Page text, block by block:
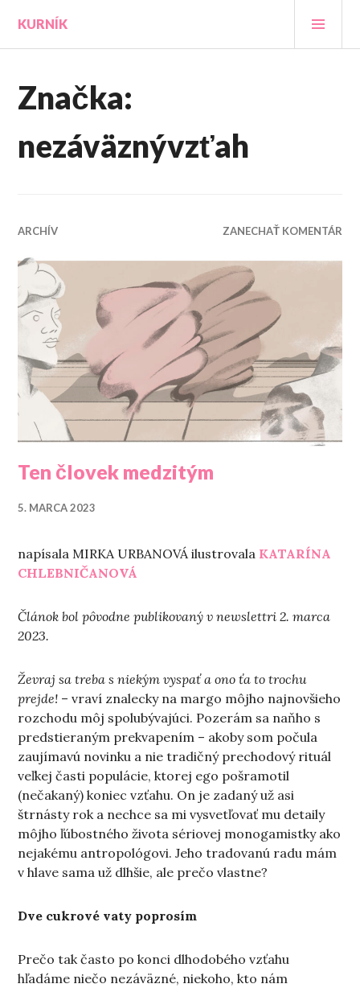
obsah
KURNÍK
Značka:
nezáväznývzťah
ARCHÍV ZANECHAŤ KOMENTÁR
Ten človek medzitým
5. MARCA 2023
napísala MIRKA URBANOVÁ ilustrovala KATARÍNA
CHLEBNIČANOVÁ
Článok bol pôvodne publikovaný v newslettri 2. marca
2023.
Ževraj sa treba s niekým vyspať a ono ťa to trochu
prejde! – vraví znalecky na margo môjho najnovšieho
rozchodu môj spolubývajúci. Pozerám sa naňho s
predstieraným prekvapením – akoby som počula
zaujímavú novinku a nie tradičný prechodový rituál
veľkej časti populácie, ktorej ego pošramotil
(nečakaný) koniec vzťahu. On je zadaný už asi
štrnásty rok a nechce sa mi vysvetľovať mu detaily
môjho ľúbostného života sériovej monogamistky ako
nejakému antropológovi. Jeho tradovanú radu mám
v hlave sama už dlhšie, ale prečo vlastne?
Dve cukrové vaty poprosím
Prečo tak často po konci dlhodobého vzťahu
hľadáme niečo nezáväzné, niekoho, kto nám